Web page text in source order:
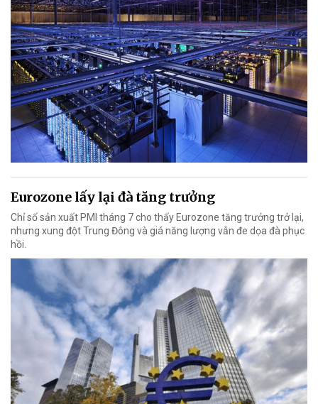
Eurozone lấy lại đà tăng trưởng
Chỉ số sản xuất PMI tháng 7 cho thấy Eurozone tăng trưởng trở lại,
nhưng xung đột Trung Đông và giá năng lượng vẫn đe dọa đà phục
hồi.